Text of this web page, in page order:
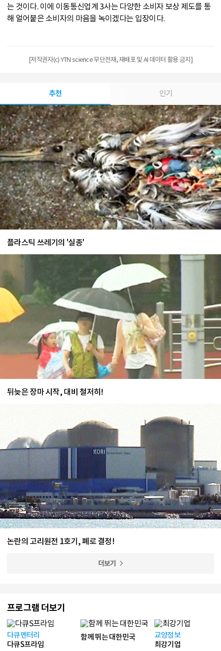
는 것이다. 이에 이동통신업계 3사는 다양한 소비자 보상 제도를 통
해 얼어붙은 소비자의 마음을 녹이겠다는 입장이다.
[저작권자(c) YTN science 무단전재, 재배포 및 AI 데이터 활용 금지]
추천 인기
플라스틱 쓰레기의 '실종'
뒤늦은 장마 시작, 대비 철저히!
논란의 고리원전 1호기, 폐로 결정!
더보기
프로그램 더보기
다큐멘터리
다큐S프라임
함께 뛰는 대한민국
교양정보
최강기업